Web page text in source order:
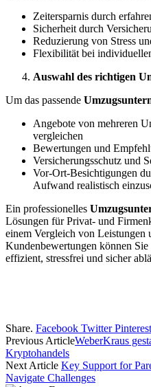
Zeitersparnis durch
Sicherheit durch
Reduzierung von Stress
Flexibilität bei
Auswahl des richtigen
Um das passende
Angebote von mehreren
vergleichen
Bewertungen und
Versicherungsschutz und
Vor-Ort-Besichtigungen
Aufwand realistisch
Ein professionelles
Lösungen für Privat- und
einem Vergleich von Leistungen
Kundenbewertungen können
effizient, stressfrei und sicher
Share. Facebook Twitter Pinterest
Previous ArticleWeberKraus
Kryptohandels
Next Article Key Support for
Navigate Challenges